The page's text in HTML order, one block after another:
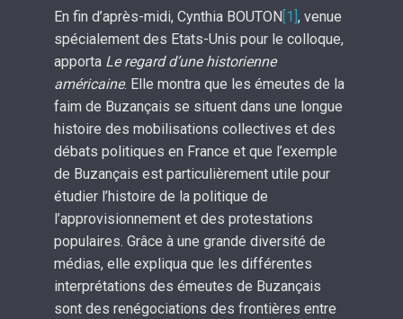
En fin d’après-midi, Cynthia BOUTON [1] , venue
spécialement des Etats-Unis pour le colloque,
apporta Le regard d’une historienne
américaine. Elle montra que les émeutes de la
faim de Buzançais se situent dans une longue
histoire des mobilisations collectives et des
débats politiques en France et que l’exemple
de Buzançais est particulièrement utile pour
étudier l’histoire de la politique de
l’approvisionnement et des protestations
populaires. Grâce à une grande diversité de
médias, elle expliqua que les différentes
interprétations des émeutes de Buzançais
sont des renégociations des frontières entre